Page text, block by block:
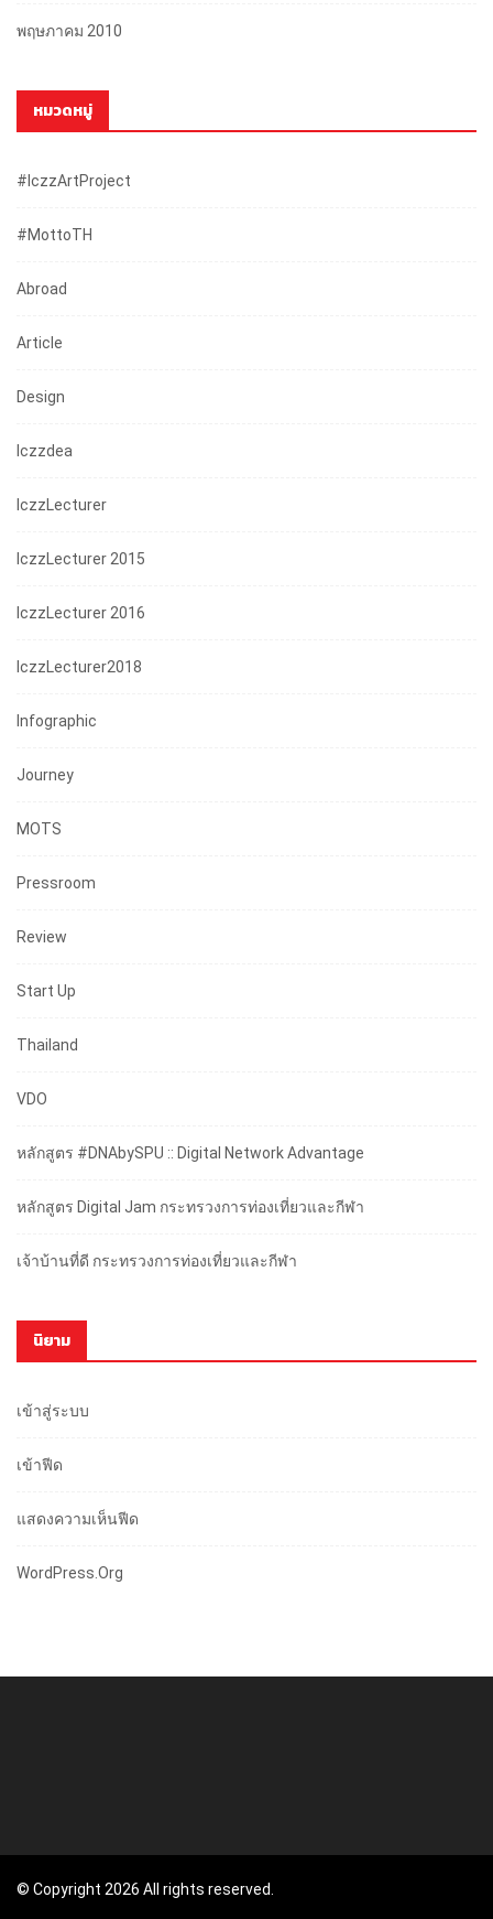
พฤษภาคม 2010
หมวดหมู่
#iczzArtProject
#mottoTH
Abroad
Article
Design
Iczzdea
IczzLecturer
IczzLecturer 2015
IczzLecturer 2016
IczzLecturer2018
Infographic
Journey
MOTS
Pressroom
Review
Start Up
Thailand
VDO
หลักสูตร #DNAbySPU :: Digital Network Advantage
หลักสูตร Digital Jam กระทรวงการท่องเที่ยวและกีฬา
เจ้าบ้านที่ดี กระทรวงการท่องเที่ยวและกีฬา
นิยาม
เข้าสู่ระบบ
เข้าฟีด
แสดงความเห็นฟีด
WordPress.org
© Copyright 2026 All rights reserved.